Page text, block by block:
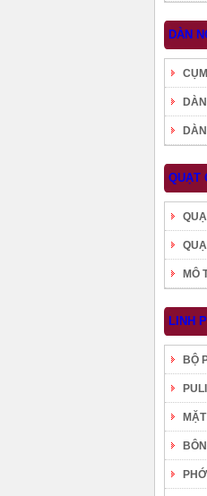
DÀN
QUẠT
MÔ
LINH
BỘ